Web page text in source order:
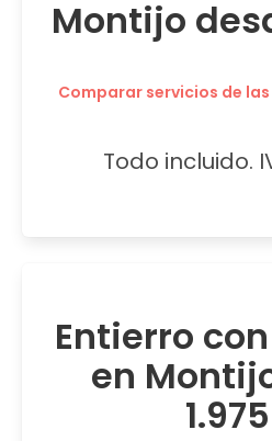
Montijo
Comparar servicios de
Todo incluido.
Entierro
en